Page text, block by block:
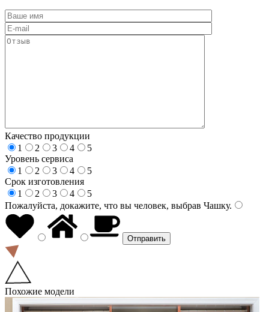
Качество продукции
1
2 3 4
5
Уровень сервиса
1
2 3 4
5
Срок изготовления
1
2 3 4
5
Пожалуйста, докажите, что вы человек, выбрав Чашку.
Похожие модели